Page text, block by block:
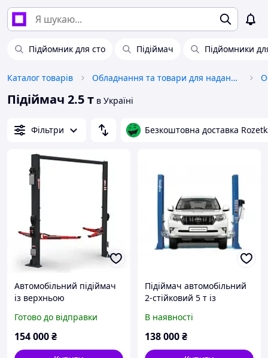
Підйомник для сто Підіймач Підйомники
Каталог товарів Обладнання та товари для надання послуг
Підіймач 2.5 т в Україні
Фільтри Безкоштовна доставка
Автомобільний підіймач
із верхньою
стійковий 5,5т 380 В
BRIGHT BETA55-З80
Готово до відправки
154 000₴
Підіймач автомобільний
2-стійковий 5 т із
T84 380V
В наявності
138 000₴